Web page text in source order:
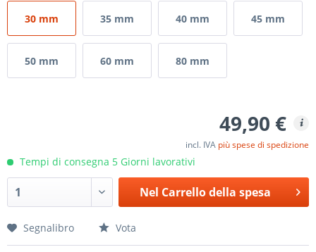
30 mm 35 mm 40 mm 45 mm
50 mm 60 mm 80 mm
49,90 €
incl. IVA più spese di spedizione
Tempi di consegna 5 Giorni lavorativi
Nel Carrello della spesa
Segnalibro Vota